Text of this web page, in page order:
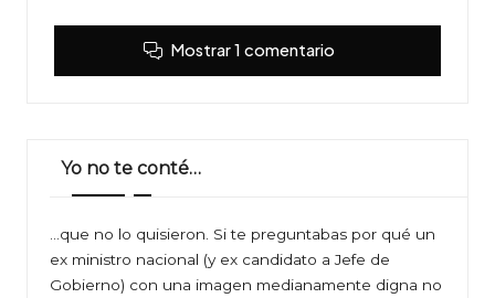
Mostrar 1 comentario
Yo no te conté…
…que no lo quisieron. Si te preguntabas por qué un
ex ministro nacional (y ex candidato a Jefe de
Gobierno) con una imagen medianamente digna no